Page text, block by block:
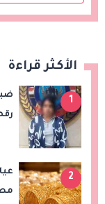
الأكثر قراءة
1
2
مصر